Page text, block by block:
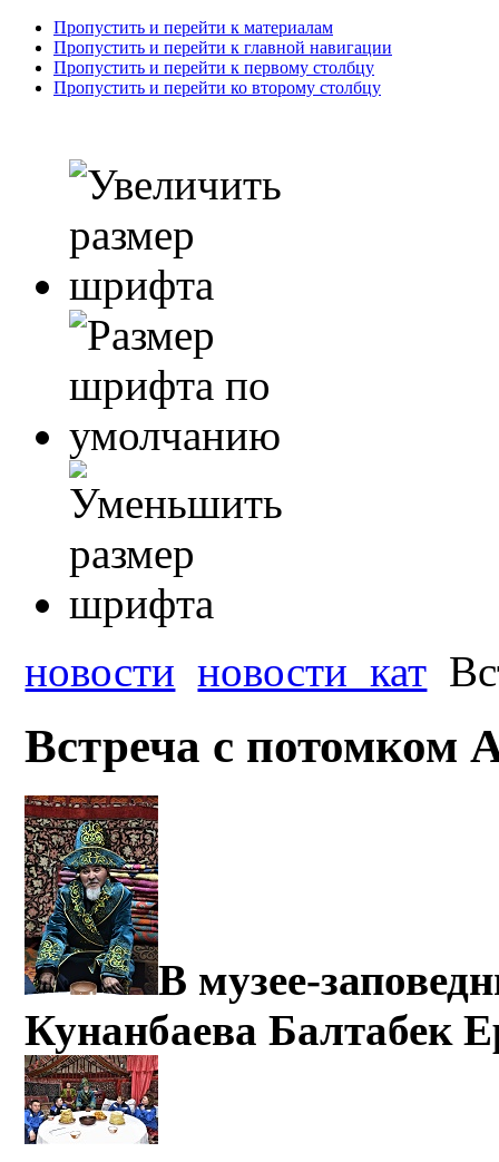
Пропустить и перейти к материалам
Пропустить и перейти к главной навигации
Пропустить и перейти к первому столбцу
Пропустить и перейти ко второму столбцу
новости новости_кат
Встреча с потомком
В музее-
Кунанбаева Балтабек